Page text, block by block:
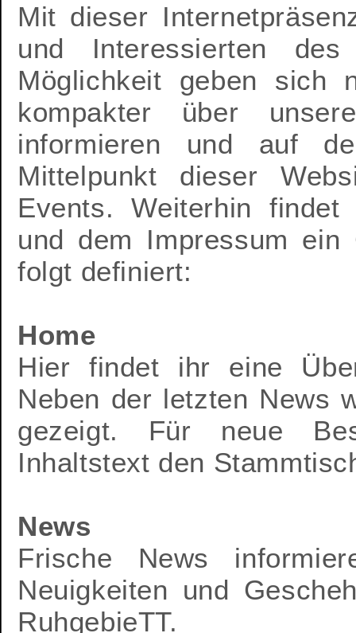
Mit dieser
und Interessierten
Möglichkeit geben sich
kompakter über
informieren und auf
Mittelpunkt dieser
Events. Weiterhin findet
und dem Impressum
folgt definiert:
Home
Hier findet ihr eine
Neben der letzten News
gezeigt. Für neue
Inhaltstext den
News
Frische News
Neuigkeiten und
RuhgebieTT.